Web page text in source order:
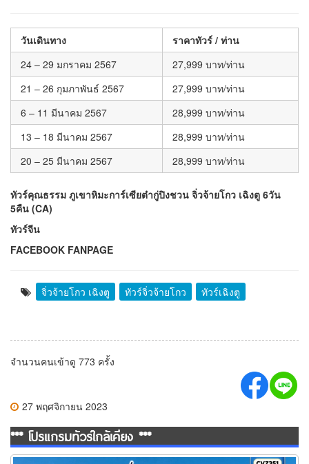
วันเดินทาง
ราคาทัวร์ / ท่าน
24 – 29 มกราคม 2567
27,999 บาท/ท่าน
21 – 26 กุมภาพันธ์ 2567
27,999 บาท/ท่าน
6 – 11 มีนาคม 2567
28,999 บาท/ท่าน
13 – 18 มีนาคม 2567
28,999 บาท/ท่าน
20 – 25 มีนาคม 2567
28,999 บาท/ท่าน
ทัวร์คุณธรรม ภูเขาหิมะการ์เซียต๋ากู่ปิงชวน จิ่วจ้ายโกว เฉิงตู 6วัน
5คืน (CA)
ทัวร์จีน
FACEBOOK FANPAGE
จิ่วจ้ายโกว เฉิงตู ทัวร์จิ่วจ้ายโกว ทัวร์เฉิงตู
จำนวนคนเข้าดู 773 ครั้ง
27 พฤศจิกายน 2023
*** โปรแกรมทัวร์ใกล้เคียง ***